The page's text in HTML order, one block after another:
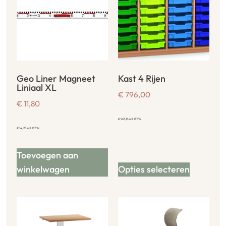
Geo Liner Magneet
Liniaal XL
€ 11,80
€14,28incl. BTW
Toevoegen aan
winkelwagen
Kast 4 Rijen
€ 796,00
€963,16incl. BTW
Opties selecteren